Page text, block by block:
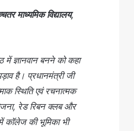
माध्यमिक विद्यालय,
में ज्ञानवान बनने को कहा
है। प्रधानमंत्री जी
स्थिति एवं रचनात्मक
रेड रिबन क्लब और
में कॉलेज की भूमिका भी